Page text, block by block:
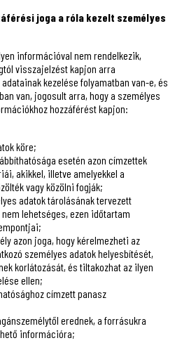
joga a róla kezelt személyes
információval nem rendelkezik,
visszajelzést kapjon arra
kezelése folyamatban van-e, és
van, jogosult arra, hogy a személyes
hozzáférést kapjon:
köre;
esetén azon címzettek
akikkel, illetve amelyekkel a
vagy közölni fogják;
adatok tárolásának tervezett
lehetséges, ezen időtartam
azon joga, hogy kérelmezheti az
személyes adatok helyesbítését,
korlátozását, és tiltakozhat az ilyen
ellen;
címzett panasz
erednek, a forrásukra
információra;